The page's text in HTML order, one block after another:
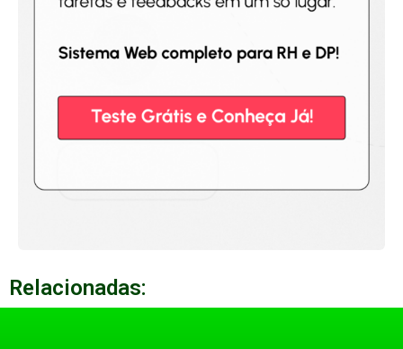
Relacionadas: